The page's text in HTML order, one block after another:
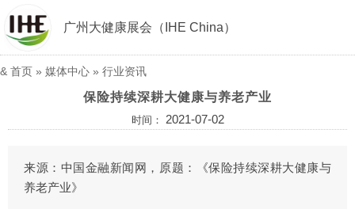
广州大健康展会（IHE China）
& 首页 » 媒体中心 » 行业资讯
保险持续深耕大健康与养老产业
时间： 2021-07-02
来源：中国金融新闻网，原题：《保险持续深耕大健康与
养老产业》